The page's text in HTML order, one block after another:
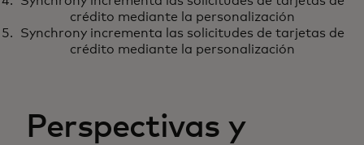
crédito mediante la personalización
Synchrony incrementa las solicitudes de tarjetas de
crédito mediante la personalización
Perspectivas y